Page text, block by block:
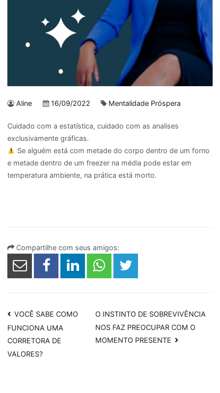
Aline 16/09/2022 Mentalidade Próspera
Cuidado com a estatística, cuidado com as analises
exclusivamente gráficas.
Se alguém está com metade do corpo dentro de um forno
e metade dentro de um freezer na média pode estar em
temperatura ambiente, na prática está morto.
Compartilhe com seus amigos:
Navegação
de
Post
VOCÊ SABE COMO
FUNCIONA UMA
CORRETORA DE
VALORES?
O INSTINTO DE SOBREVIVÊNCIA
NOS FAZ PREOCUPAR COM O
MOMENTO PRESENTE